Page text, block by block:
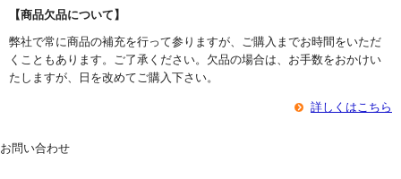
【商品欠品について】
弊社で常に商品の補充を行って参りますが、ご購入までお時間をいただ
くこともあります。ご了承ください。欠品の場合は、お手数をおかけい
たしますが、日を改めてご購入下さい。
詳しくはこちら
お問い合わせ